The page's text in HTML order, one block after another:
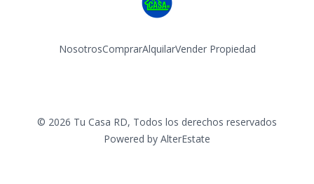
NosotrosComprarAlquilarVender Propiedad
© 2026 Tu Casa RD, Todos los derechos reservados
Powered by AlterEstate